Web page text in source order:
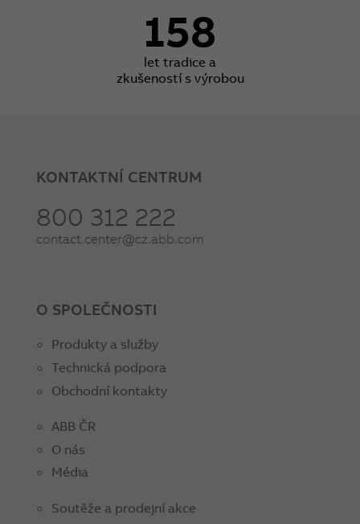
158
let tradice a
zkušeností s výrobou
KONTAKTNÍ CENTRUM
800 312 222
contact.center@cz.abb.com
O SPOLEČNOSTI
Produkty a služby
Technická podpora
Obchodní kontakty
ABB ČR
O nás
Média
Soutěže a prodejní akce